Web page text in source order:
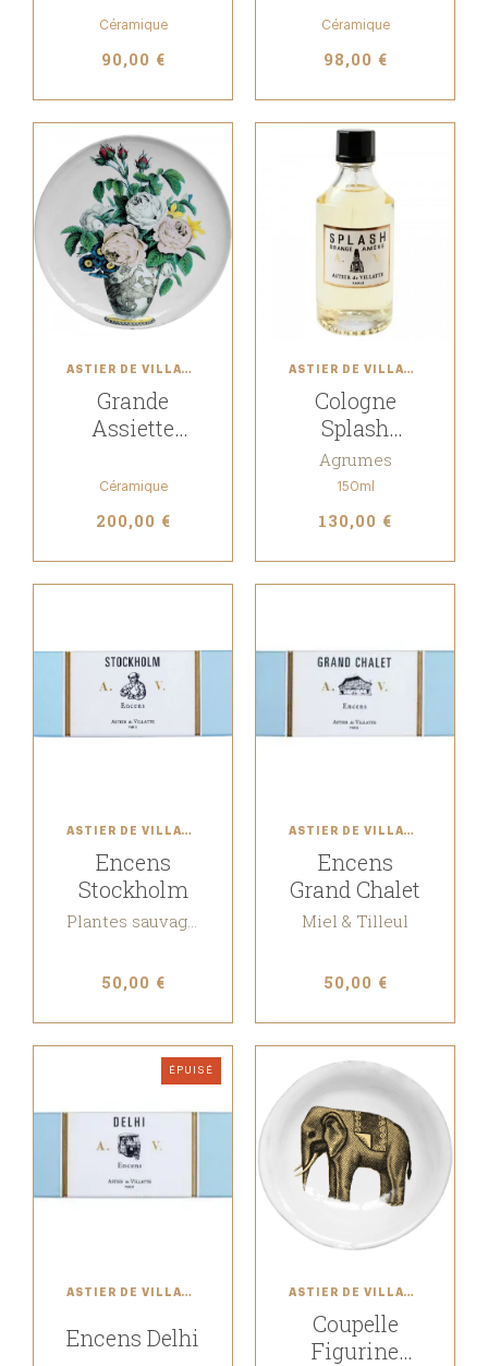
Céramique
90,00 €
rose
Céramique
98,00 €
ASTIER DE VILLATTE
Grande
Assiette
Céramique
200,00 €
ASTIER DE VILLATTE
Cologne
Splash
Orange
Amère
Agrumes
150ml
130,00 €
ASTIER DE VILLATTE
Encens
Stockholm
Plantes sauvages, Girofle, Vétiver
50,00 €
ASTIER DE VILLATTE
Encens
Grand Chalet
Miel & Tilleul
50,00 €
ÉPUISÉ
ASTIER DE VILLATTE
Encens Delhi
ASTIER DE VILLATTE
Coupelle
Figurine